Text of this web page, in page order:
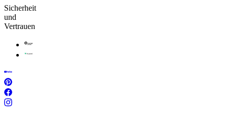
Sicherheit
und
Vertrauen